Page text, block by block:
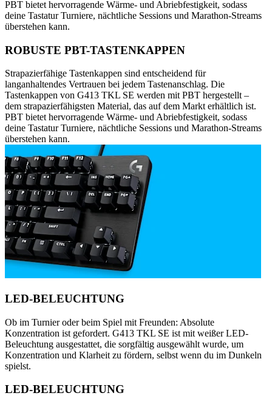
PBT bietet hervorragende Wärme- und Abriebfestigkeit, sodass
deine Tastatur Turniere, nächtliche Sessions und Marathon-Streams
überstehen kann.
ROBUSTE PBT-TASTENKAPPEN
Strapazierfähige Tastenkappen sind entscheidend für
langanhaltendes Vertrauen bei jedem Tastenanschlag. Die
Tastenkappen von G413 TKL SE werden mit PBT hergestellt –
dem strapazierfähigsten Material, das auf dem Markt erhältlich ist.
PBT bietet hervorragende Wärme- und Abriebfestigkeit, sodass
deine Tastatur Turniere, nächtliche Sessions und Marathon-Streams
überstehen kann.
LED-BELEUCHTUNG
Ob im Turnier oder beim Spiel mit Freunden: Absolute
Konzentration ist gefordert. G413 TKL SE ist mit weißer LED-
Beleuchtung ausgestattet, die sorgfältig ausgewählt wurde, um
Konzentration und Klarheit zu fördern, selbst wenn du im Dunkeln
spielst.
LED-BELEUCHTUNG